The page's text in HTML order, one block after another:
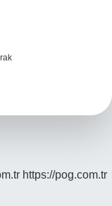
https://pog.com.tr